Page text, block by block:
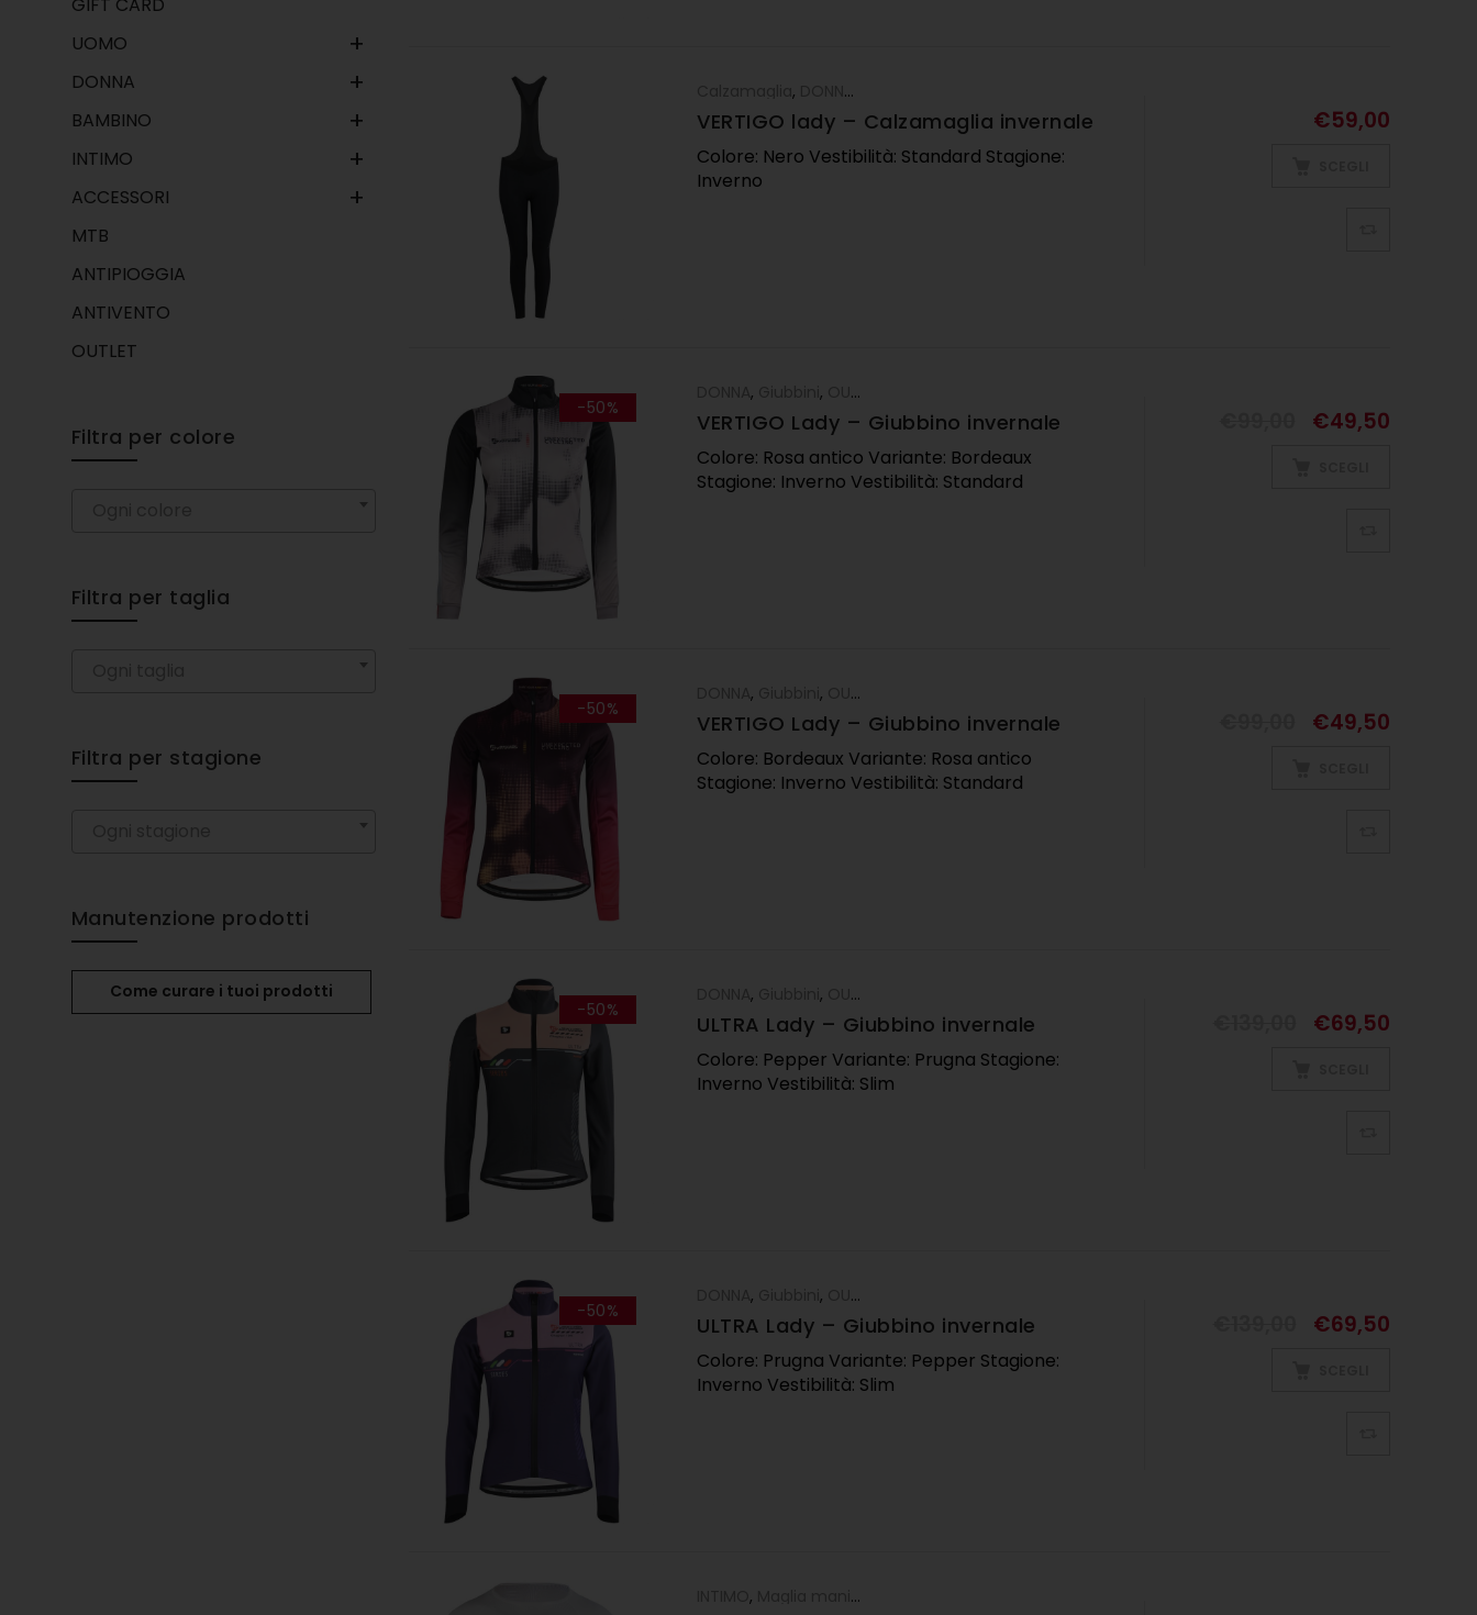
Calzamaglia,
VERTIGO lady – Calzamaglia invernale
nera
Colore: Nero Vestibilità: Standard Stagione:
Inverno
€59,00
-50%
DONNA, Giubbini,
VERTIGO Lady – Giubbino invernale
rosa antico
Colore: Rosa antico Variante: Bordeaux
Stagione: Inverno Vestibilità: Standard
€49,50
-50%
DONNA, Giubbini,
VERTIGO Lady – Giubbino invernale
bordeaux
Colore: Bordeaux Variante: Rosa antico
Stagione: Inverno Vestibilità: Standard
€49,50
-50%
DONNA, Giubbini,
ULTRA Lady – Giubbino invernale
pepper
Colore: Pepper Variante: Prugna Stagione:
Inverno Vestibilità: Slim
€69,50
-50%
DONNA, Giubbini,
ULTRA Lady – Giubbino invernale
prugna
Colore: Prugna Variante: Pepper Stagione:
Inverno Vestibilità: Slim
€69,50
INTIMO,
+
UOMO
+
DONNA
+
BAMBINO
+
INTIMO
+
ACCESSORI
MTB
ANTIPIOGGIA
ANTIVENTO
OUTLET
Filtra per colore
Filtra per taglia
Filtra per stagione
Manutenzione prodotti
Come curare i tuoi prodotti